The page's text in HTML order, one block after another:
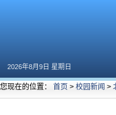
2026年8月9日 星期日
您现在的位置： 首页 > 校园新闻 >